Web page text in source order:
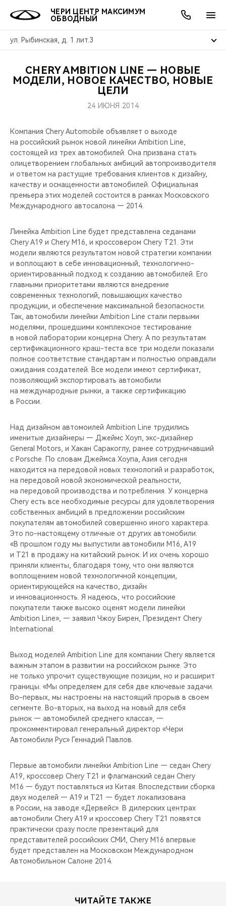
ЧЕРИ ЦЕНТР МАКСИМУМ
ОБВОДНЫЙ
ул. Рыбинская, д. 1 лит.3
МОДЕЛИ
КРОССОВЕРЫ
СЕДАНЫ
НОВИНКИ
ПОКУПАТЕЛЯМ
ВЛАДЕЛЬЦАМ
ПОДДЕРЖКА
CHERY CONNECT
МИР CHERY
CHERY В СОЦСЕТЯХ
ЛЮДИ CHERY
БЛАГОТВОРИТЕЛЬНОСТЬ
CHERY REMOTE
CHERY CONNECT
CHERY И СПОРТ
НАШИ МЕРОПРИЯТИЯ
ВИДЕООБЗОРЫ
CHERY ДЛЯ ДЕТЕЙ
АКЦИИ
ОНЛАЙН СЕРВИСЫ
О КОМПАНИИ
CHERY AMBITION LINE — НОВЫЕ
МОДЕЛИ, НОВОЕ КАЧЕСТВО, НОВЫЕ
ЦЕЛИ
24 ИЮНЯ 2014
Компания Chery Automobile объявляет о выходе
на российский рынок новой линейки Ambition Line,
состоящей из трех автомобилей. Она призвана стать
олицетворением глобальных амбиций автопроизводителя
и ответом на растущие требования клиентов к дизайну,
качеству и оснащенности автомобилей. Официальная
премьера этих моделей состоится в рамках Московского
Международного автосалона — 2014.
Линейка Ambition Line будет представлена седанами
Chery A19 и Chery M16, и кроссовером Chery T21. Эти
модели являются результатом новой стратегии компании
и воплощают в себе инновационный, технологично-
ориентированный подход к созданию автомобилей. Его
главными приоритетами являются внедрение
современных технологий, повышающих качество
продукции, и обеспечение максимальной безопасности.
Так, автомобили линейки Ambition Line стали первыми
моделями, прошедшими комплексное тестирование
в новой лаборатории концерна Chery. А по результатам
сертификационного краш-теста все три модели показали
полное соответствие стандартам и полностью оправдали
ожидания создателей. Все модели имеют сертификат,
позволяющий экспортировать автомобили
на международные рынки, а также сертификацию
в России.
Над дизайном автомоилей Ambition Line трудились
именитые дизайнеры — Джеймс Хоуп, экс-дизайнер
General Motors, и Хакан Саракоглу, ранее сотрудничавший
с Porsche. По словам Джеймса Хоупа, Азия сегодня
находится на передовой новых технологий и разработок,
на передовой новой экономической реальности,
на передовой производства и потребления. У концерна
Chery есть все необходимые ресурсы для удовлетворения
собственных амбиций в предложении российским
покупателям автомобилей совершенно иного характера.
Это по-настоящему отличные от других автомобили.
«В прошлом году мы выпустили автомобили M16, A19
и T21 в продажу на китайский рынок. И их очень хорошо
приняли клиенты, благодаря тому, что они являются
воплощением новой технологичной концепции,
ориентирующейся на качество, дизайн
и инновационность. Я надеюсь, что российские
покупатели также высоко оценят модели линейки
Ambition Line», — заявил Чжоу Бирен, Президент Chery
International.
Выход моделей Ambition Line для компании Chery является
важным этапом в развитии на российском рынке. Это
не только упрочит существующие позиции, но и расширит
границы. «Мы определяем для себя две ключевые задачи.
Во-первых, мы настроены на настоящий прорыв в своем
сегменте. Во-вторых, на выход на новый для себя
рынок — автомобилей среднего класса», —
прокомментировал генеральный директор «Чери
Автомобили Рус» Геннадий Павлов.
Первые автомобили линейки Ambition Line — седан Chery
A19, кроссовер Chery T21 и флагманский седан Chery
M16 — будут поставляться из Китая. Впоследствии сборка
двух моделей — A19 и T21 — будет локализована
в России, на заводе «Дервейс». В дилерских центрах
автомобили Chery A19 и кроссовер Chery T21 появятся
практически сразу после презентаций для
представителей российских СМИ, Chery M16 впервые
будет представлен на Московском Международном
Автомобильном Салоне 2014.
ЧИТАЙТЕ ТАКЖЕ